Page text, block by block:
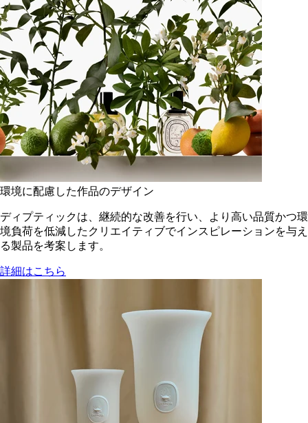
環境に配慮した作品のデザイン
ディプティックは、継続的な改善を行い、より高い品質かつ環
境負荷を低減した​クリエイティブでインスピレーションを与え
る製品を考案します。
詳細はこちら